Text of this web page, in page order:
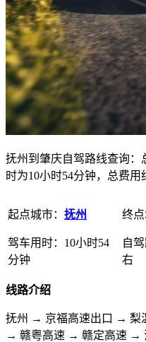
抚州到肇庆自驾路线查询：
时为10小时54分钟，总费用
起点城市： 抚州 终点
驾车用时：10小时54
分钟
自
右
线路介绍
抚州 → 京福高速出口 → 梨
→ 赣粤高速 → 赣定高速 →